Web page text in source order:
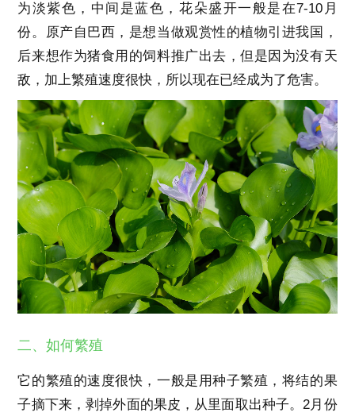
为淡紫色，中间是蓝色，花朵盛开一般是在7-10月
份。原产自巴西，是想当做观赏性的植物引进我国，
后来想作为猪食用的饲料推广出去，但是因为没有天
敌，加上繁殖速度很快，所以现在已经成为了危害。
二、如何繁殖
它的繁殖的速度很快，一般是用种子繁殖，将结的果
子摘下来，剥掉外面的果皮，从里面取出种子。2月份